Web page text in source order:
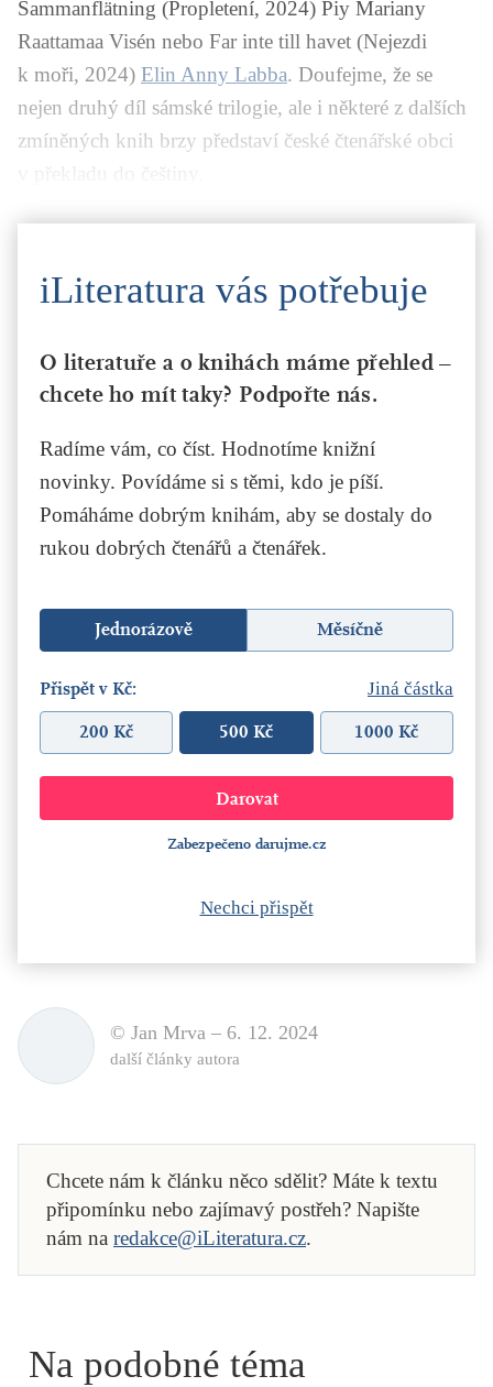
Sammanflätning (Propletení, 2024) Piy Mariany
Raattamaa Visén nebo Far inte till havet (Nejezdi
k moři, 2024) Elin Anny Labba. Doufejme, že se
nejen druhý díl sámské trilogie, ale i některé z dalších
zmíněných knih brzy představí české čtenářské obci
iLiteratura vás potřebuje
O literatuře a o knihách máme přehled –
chcete ho mít taky? Podpořte nás.
Radíme vám, co číst. Hodnotíme knižní
novinky. Povídáme si s těmi, kdo je píší.
Pomáháme dobrým knihám, aby se dostaly do
rukou dobrých čtenářů a čtenářek.
Jednorázově Měsíčně
Přispět v Kč: Jiná částka
200 Kč 500 Kč 1000 Kč
Zabezpečeno darujme.cz
Nechci přispět
© Jan Mrva – 6. 12. 2024
další články autora
Chcete nám k článku něco sdělit? Máte k textu
připomínku nebo zajímavý postřeh? Napište
nám na redakce@iLiteratura.cz.
Na podobné téma